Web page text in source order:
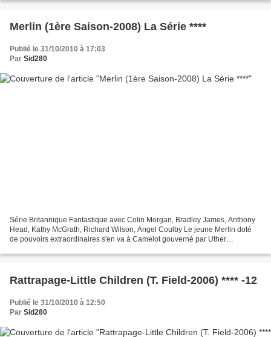
Merlin (1ère Saison-2008) La Série ****
Publié le 31/10/2010 à 17:03
Par Sid280
Série Britannique Fantastique avec Colin Morgan, Bradley James, Anthony
Head, Kathy McGrath, Richard Wilson, Angel Coulby Le jeune Merlin doté
de pouvoirs extraordinaires s'en va à Camelot gouverné par Uther
Rattrapage-Little Children (T. Field-2006) **** -12
Publié le 31/10/2010 à 12:50
Par Sid280